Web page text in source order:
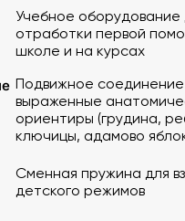
имитации кожи грудной
два режима работы с
и детский, которые
соответственно.
самые
легочной реанимации
Учебное оборудование
отработки первой
школе и на курсах
Подвижное соединение
выраженные
ориентиры (грудина,
ключицы, адамово
Сменная пружина для
детского режимов